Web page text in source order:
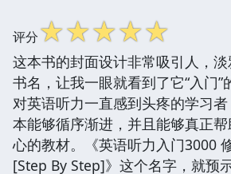
评分☆☆☆☆☆
这本书的封面设计非常吸引人，
书名，让我一眼就看到了它“入门”
对英语听力一直感到头疼的学习
本能够循序渐进，并且能够真正
心的教材。《英语听力入门3000
[Step By Step]》这个名字，就预